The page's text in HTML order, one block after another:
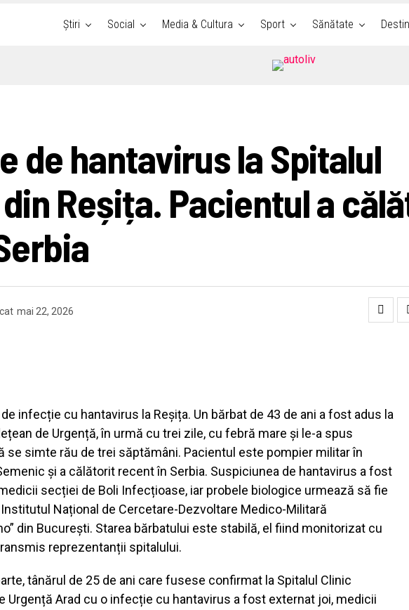
Știri Social Media & Cultura Sport Sănătate
de hantavirus la Spitalul
Reșița. Pacientul a
mai 22, 2026
infecție cu hantavirus la Reșița. Un bărbat de 43 de ani a fost adus la
de Urgență, în urmă cu trei zile, cu febră mare și le-a spus
se simte rău de trei săptămâni. Pacientul este pompier militar în
și a călătorit recent în Serbia. Suspiciunea de hantavirus a fost
secției de Boli Infecțioase, iar probele biologice urmează să fie
Național de Cercetare-Dezvoltare Medico-Militară
din București. Starea bărbatului este stabilă, el fiind monitorizat cu
reprezentanții spitalului.
tânărul de 25 de ani care fusese confirmat la Spitalul Clinic
Urgență Arad cu o infecție cu hantavirus a fost externat joi, medicii